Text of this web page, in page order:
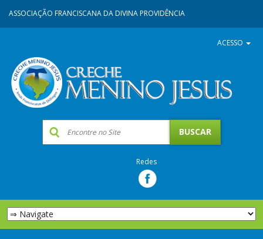
ASSOCIAÇÃO FRANCISCANA DA DIVINA PROVIDÊNCIA
ACESSO
Redes